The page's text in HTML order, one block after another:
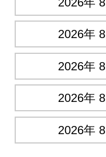
2026年
2026年
2026年
2026年